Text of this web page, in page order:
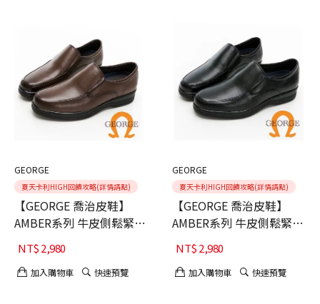
GEORGE
夏天卡利HIGH回饋攻略(詳情請點)
【GEORGE 喬治皮鞋】
AMBER系列 牛皮側鬆緊帶
微空調氣墊皮鞋-咖40
NT$2,980
加入購物車 快速預覽
GEORGE
夏天卡利HIGH回饋攻略(詳情請點)
【GEORGE 喬治皮鞋】
AMBER系列 牛皮側鬆緊帶
微空調氣墊皮鞋-黑40
NT$2,980
加入購物車 快速預覽